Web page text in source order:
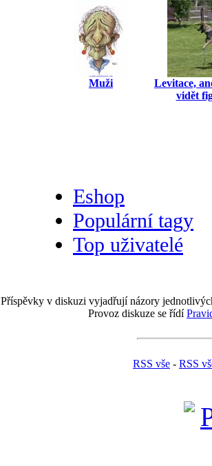
Muži
Levitace,
vidět
Eshop
Populární tagy
Top uživatelé
Příspěvky v diskuzi vyjadřují názory
Provoz diskuze se řídí
RSS vše - RSS